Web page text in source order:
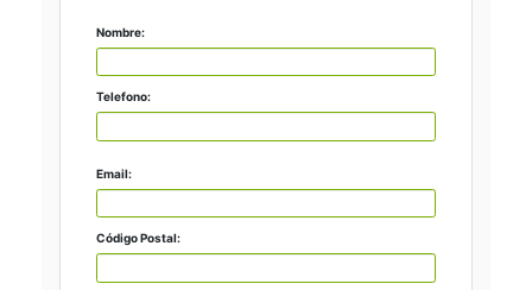
Nombre:
Telefono:
Email:
Código Postal: